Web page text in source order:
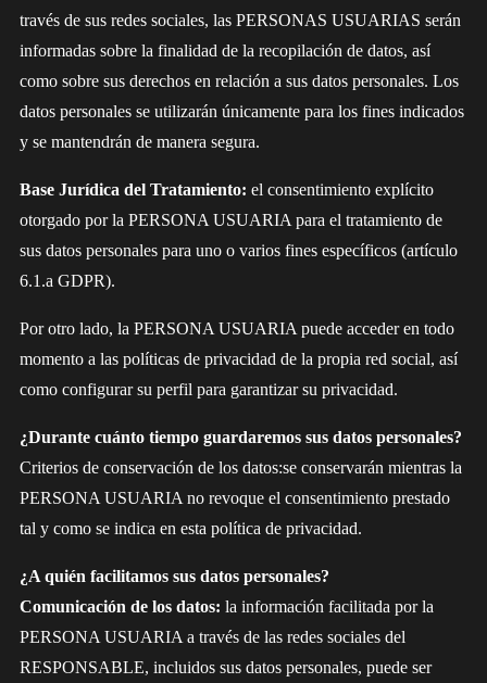
través de sus redes sociales, las PERSONAS USUARIAS serán
informadas sobre la finalidad de la recopilación de datos, así
como sobre sus derechos en relación a sus datos personales. Los
datos personales se utilizarán únicamente para los fines indicados
y se mantendrán de manera segura.
Base Jurídica del Tratamiento: el consentimiento explícito
otorgado por la PERSONA USUARIA para el tratamiento de
sus datos personales para uno o varios fines específicos (artículo
6.1.a GDPR).
Por otro lado, la PERSONA USUARIA puede acceder en todo
momento a las políticas de privacidad de la propia red social, así
como configurar su perfil para garantizar su privacidad.
¿Durante cuánto tiempo guardaremos sus datos personales?
Criterios de conservación de los datos:se conservarán mientras la
PERSONA USUARIA no revoque el consentimiento prestado
tal y como se indica en esta política de privacidad.
¿A quién facilitamos sus datos personales?
Comunicación de los datos: la información facilitada por la
PERSONA USUARIA a través de las redes sociales del
RESPONSABLE, incluidos sus datos personales, puede ser